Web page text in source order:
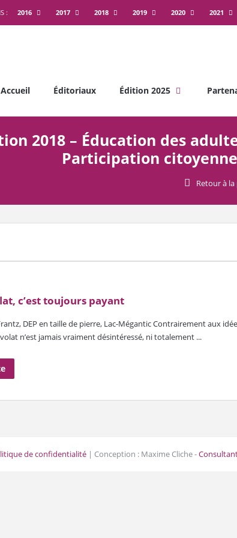
: 2016 2017 2018 2019 2020 2021
Accueil Éditoriaux Édition 2025
2018 – Éducation des
Participation
Retour à
c’est toujours payant
DEP en taille de pierre, Lac-Mégantic Contrairement aux
n’est jamais vraiment désintéressé, ni totalement ...
de confidentialité | Conception : Maxime Cliche -